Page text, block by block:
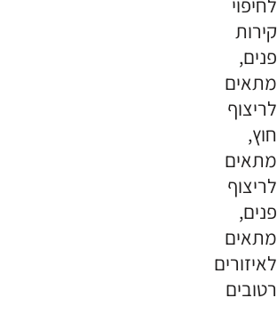
קירות
פנים,
מתאים
לריצוף
חוץ,
מתאים
לריצוף
פנים,
מתאים
לאיזורים
רטובים